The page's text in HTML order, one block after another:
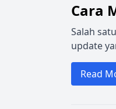
Cara
Salah
update
Read